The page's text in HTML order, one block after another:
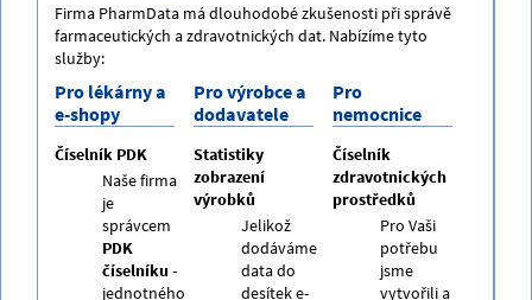
Firma PharmData má dlouhodobé zkušenosti při správě
farmaceutických a zdravotnických dat. Nabízíme tyto
služby:
Pro lékárny a
e-shopy
Číselník PDK
Naše firma
je
správcem
PDK
číselníku -
jednotného
Pro výrobce a
dodavatele
Statistiky
zobrazení
výrobků
Jelikož
dodáváme
data do
desítek e-
Pro
nemocnice
Číselník
zdravotnických
prostředků
Pro Vaši
potřebu
jsme
vytvořili a